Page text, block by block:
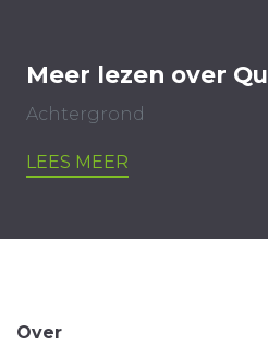
Meer lezen over
Achtergrond
LEES MEER
Over